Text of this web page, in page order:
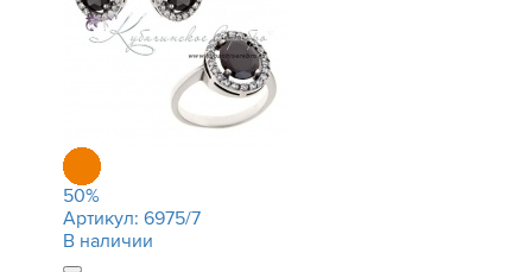
50%
Артикул: 6975/7
В наличии